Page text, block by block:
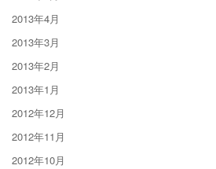
2013年4月
2013年3月
2013年2月
2013年1月
2012年12月
2012年11月
2012年10月